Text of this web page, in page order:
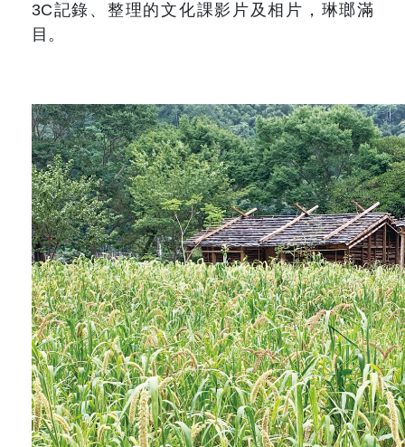
3C記錄、整理的文化課影片及相片，琳瑯滿
目。